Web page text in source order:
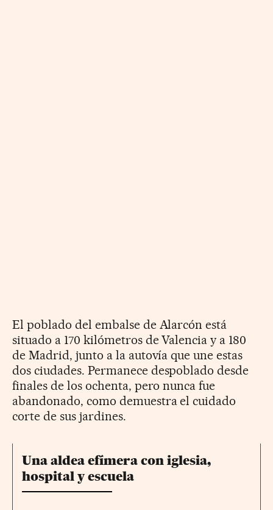
El poblado del embalse de Alarcón está
situado a 170 kilómetros de Valencia y a 180
de Madrid, junto a la autovía que une estas
dos ciudades. Permanece despoblado desde
finales de los ochenta, pero nunca fue
abandonado, como demuestra el cuidado
corte de sus jardines.
Una aldea efímera con iglesia,
hospital y escuela